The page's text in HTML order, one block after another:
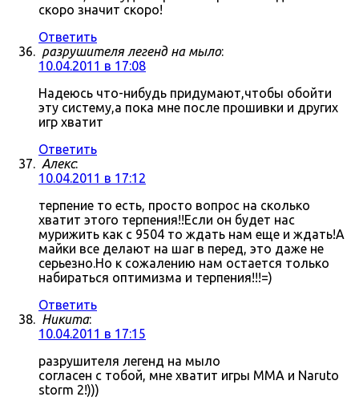
скоро значит скоро!
Ответить
разрушителя легенд на мыло:
10.04.2011 в 17:08
Надеюсь что-нибудь придумают,чтобы обойти
эту систему,а пока мне после прошивки и других
игр хватит
Ответить
Алекс:
10.04.2011 в 17:12
терпение то есть, просто вопрос на сколько
хватит этого терпения!!Если он будет нас
мурижить как с 9504 то ждать нам еще и ждать!А
майки все делают на шаг в перед, это даже не
серьезно.Но к сожалению нам остается только
набираться оптимизма и терпения!!!=)
Ответить
Никита:
10.04.2011 в 17:15
разрушителя легенд на мыло
согласен с тобой, мне хватит игры MMA и Naruto
storm 2!)))